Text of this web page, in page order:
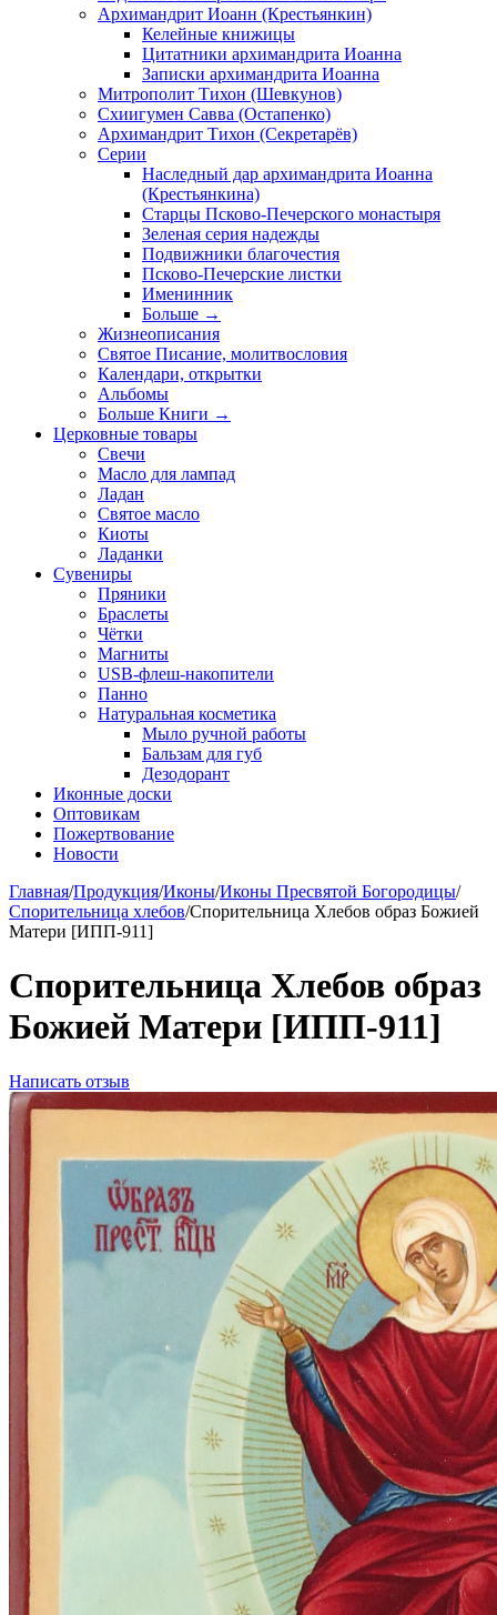
Архимандрит Иоанн (Крестьянкин)
Келейные книжицы
Цитатники архимандрита Иоанна
Записки архимандрита Иоанна
Митрополит Тихон (Шевкунов)
Схиигумен Савва (Остапенко)
Архимандрит Тихон (Секретарёв)
Серии
Наследный дар архимандрита Иоанна
(Крестьянкина)
Старцы Псково-Печерского монастыря
Зеленая серия надежды
Подвижники благочестия
Псково-Печерские листки
Именинник
Больше →
Жизнеописания
Святое Писание, молитвословия
Календари, открытки
Альбомы
Больше Книги →
Церковные товары
Свечи
Масло для лампад
Ладан
Святое масло
Киоты
Ладанки
Сувениры
Пряники
Браслеты
Чётки
Магниты
USB-флеш-накопители
Панно
Натуральная косметика
Мыло ручной работы
Бальзам для губ
Дезодорант
Иконные доски
Оптовикам
Пожертвование
Новости
Главная/Продукция/Иконы/Иконы Пресвятой Богородицы/
Спорительница хлебов/Спорительница Хлебов образ Божией
Матери [ИПП-911]
Спорительница Хлебов образ
Божией Матери [ИПП-911]
Написать отзыв